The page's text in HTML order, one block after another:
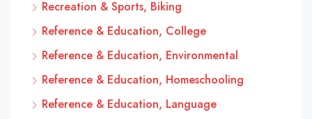
Recreation & Sports, Biking
Reference & Education, College
Reference & Education, Environmental
Reference & Education, Homeschooling
Reference & Education, Language